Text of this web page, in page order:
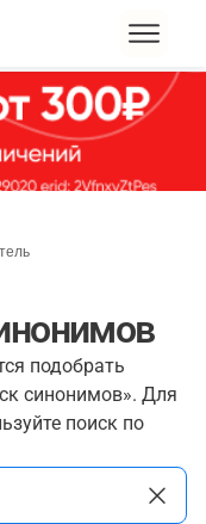
подобрать
синонимов». Для
поиск по